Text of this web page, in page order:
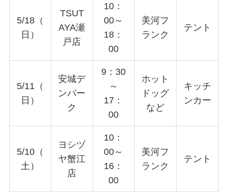
5/18（
日）
TSUT
AYA瀬
戸店
10：
00～
18：
00
美河フ
ランク
テント
5/11（
日）
安城デ
ンパー
ク
9：30
～
17：
00
ホット
ドッグ
など
キッチ
ンカー
5/10（
土）
ヨシヅ
ヤ蟹江
店
10：
00～
16：
00
美河フ
ランク
テント